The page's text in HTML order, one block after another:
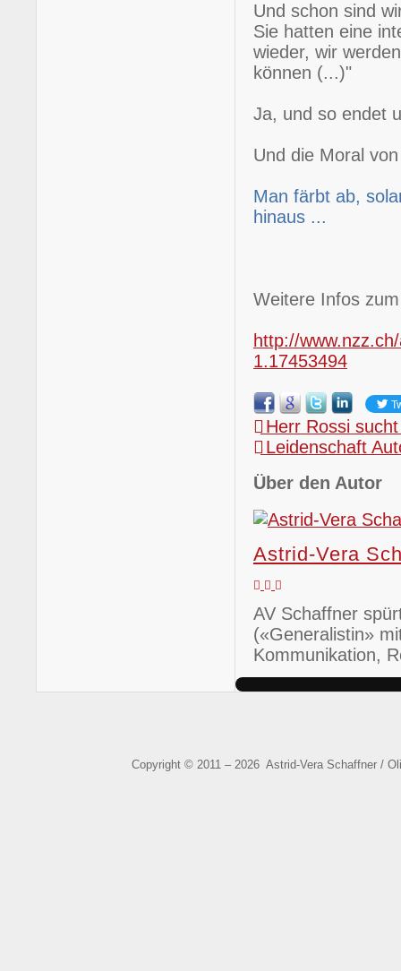
Und schon sind
Sie hatten eine
wieder, wir
können (...)"
Ja, und so endet
Und die Moral
Man färbt ab,
hinaus ...
Weitere Infos
http://
1.17453494
Herr Rossi
Leidenschaft
Über den Autor
Astrid-Vera
Updates
Abo
Updates
dieses
Autors
beenden
Schaffner
AV Schaffner
(«Generalistin»
Kommunikation,
Copyright © 2011 – 2026 Astrid-Vera Schaffner /